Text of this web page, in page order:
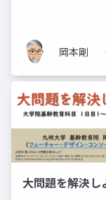
岡本剛
大問題を解決